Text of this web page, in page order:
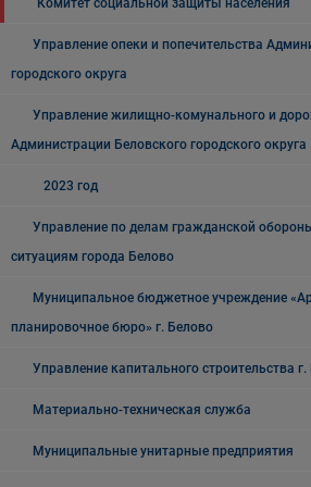
Комитет социальной защиты населения
Управление опеки и попечительства
городского округа
Управление жилищно-комунального и
Администрации Беловского городского округа
2023 год
Управление по делам гражданской
ситуациям города Белово
Муниципальное бюджетное учреждение
планировочное бюро» г. Белово
Управление капитального строительства
Материально-техническая служба
Муниципальные унитарные предприятия